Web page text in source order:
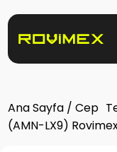
Ana Sayfa / Cep
(AMN-LX9)